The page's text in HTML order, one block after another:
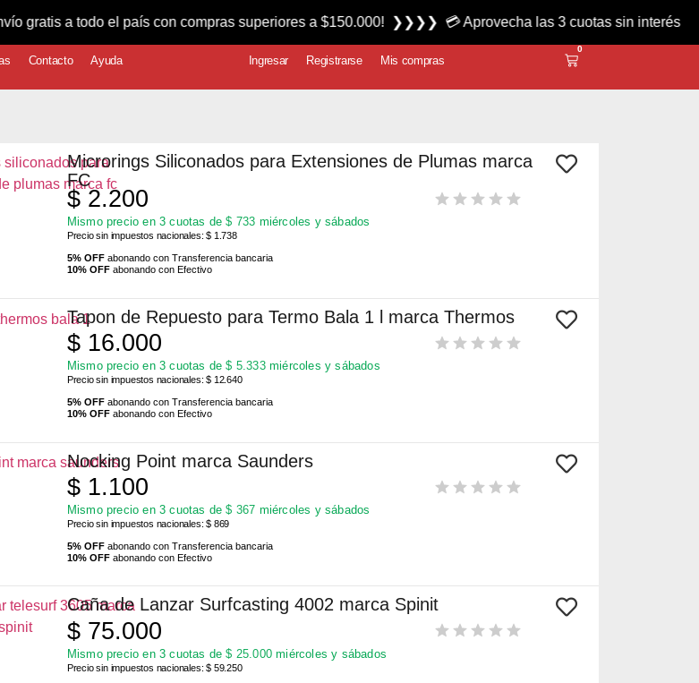
Contacto Ayuda Ingresar Registrarse Mis compras
0
Microrings Siliconados para Extensiones de Plumas marca
FC
$2.200
Mismo precio en 3 cuotas de$ 733 miércoles y sábados
Precio sin impuestos nacionales: $ 1.738
5% OFFabonando con Transferencia bancaria
10% OFFabonando con Efectivo
Tapon de Repuesto para Termo Bala 1 l marca Thermos
$16.000
Mismo precio en 3 cuotas de$ 5.333miércoles y sábados
Precio sin impuestos nacionales: $ 12.640
5% OFFabonando con Transferencia bancaria
10% OFFabonando con Efectivo
Nocking Point marca Saunders
$1.100
Mismo precio en 3 cuotas de$ 367 miércoles y sábados
Precio sin impuestos nacionales: $ 869
5% OFFabonando con Transferencia bancaria
10% OFFabonando con Efectivo
Caña de Lanzar Surfcasting 4002 marca Spinit
$75.000
Mismo precio en 3 cuotas de$ 25.000 miércoles y sábados
Precio sin impuestos nacionales: $ 59.250
el país con compras superiores a $150.000! ❯❯❯❯ 💳 Aprovecha las 3 cuotas sin interés miércoles y